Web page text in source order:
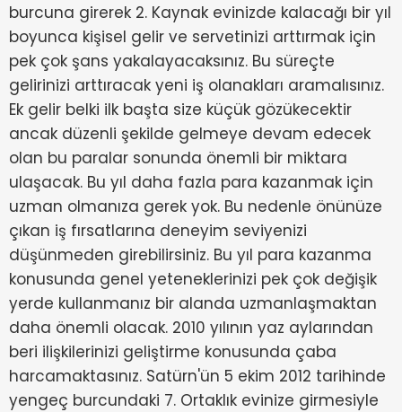
burcuna girerek 2. Kaynak evinizde kalacağı bir yıl
boyunca kişisel gelir ve servetinizi arttırmak için
pek çok şans yakalayacaksınız. Bu süreçte
gelirinizi arttıracak yeni iş olanakları aramalısınız.
Ek gelir belki ilk başta size küçük gözükecektir
ancak düzenli şekilde gelmeye devam edecek
olan bu paralar sonunda önemli bir miktara
ulaşacak. Bu yıl daha fazla para kazanmak için
uzman olmanıza gerek yok. Bu nedenle önünüze
çıkan iş fırsatlarına deneyim seviyenizi
düşünmeden girebilirsiniz. Bu yıl para kazanma
konusunda genel yeteneklerinizi pek çok değişik
yerde kullanmanız bir alanda uzmanlaşmaktan
daha önemli olacak. 2010 yılının yaz aylarından
beri ilişkilerinizi geliştirme konusunda çaba
harcamaktasınız. Satürn'ün 5 ekim 2012 tarihinde
yengeç burcundaki 7. Ortaklık evinize girmesiyle